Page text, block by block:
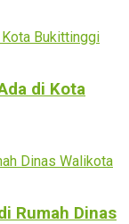
di Kota
Rumah Dinas